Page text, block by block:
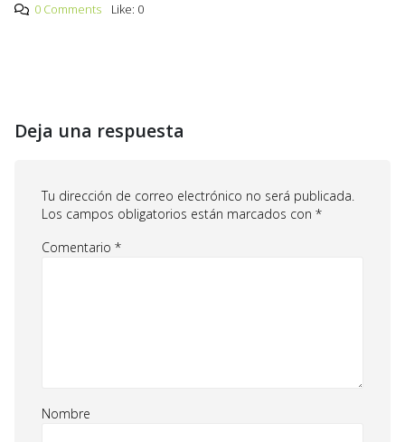
0 Comments
Like: 0
Deja una respuesta
Tu dirección de correo electrónico no será publicada.
Los campos obligatorios están marcados con *
Comentario *
Nombre